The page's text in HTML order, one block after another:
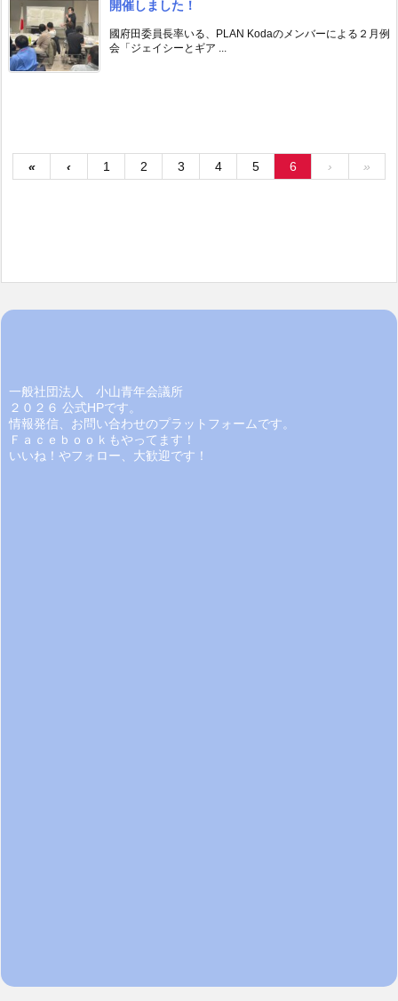
開催しました！
國府田委員長率いる、PLAN Kodaのメンバーによる２月例
会「ジェイシーとギア ...
« ‹ 1 2 3 4 5 6 › »
一般社団法人 小山青年会議所
２０２６ 公式HPです。
情報発信、お問い合わせのプラットフォームです。
Ｆａｃｅｂｏｏｋもやってます！
いいね！やフォロー、大歓迎です！